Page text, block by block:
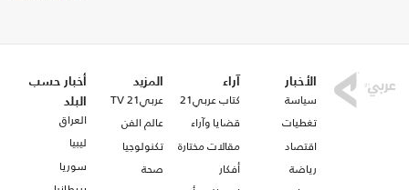
الأخبار
سياسة
تغطيات
اقتصاد
رياضة
آراء
كتاب عربي21
قضايا وآراء
مقالات مختارة
أفكار
المزيد
عربي21 TV
عالم الفن
تكنولوجيا
صحة
أخبار حسب
البلد
العراق
ليبيا
سوريا